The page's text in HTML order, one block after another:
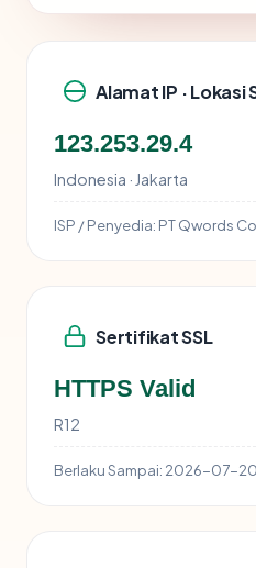
Alamat IP · Lokasi
123.253.29.4
Indonesia · Jakarta
ISP / Penyedia: PT Qwords
Sertifikat SSL
HTTPS Valid
R12
Berlaku Sampai: 2026-07-20